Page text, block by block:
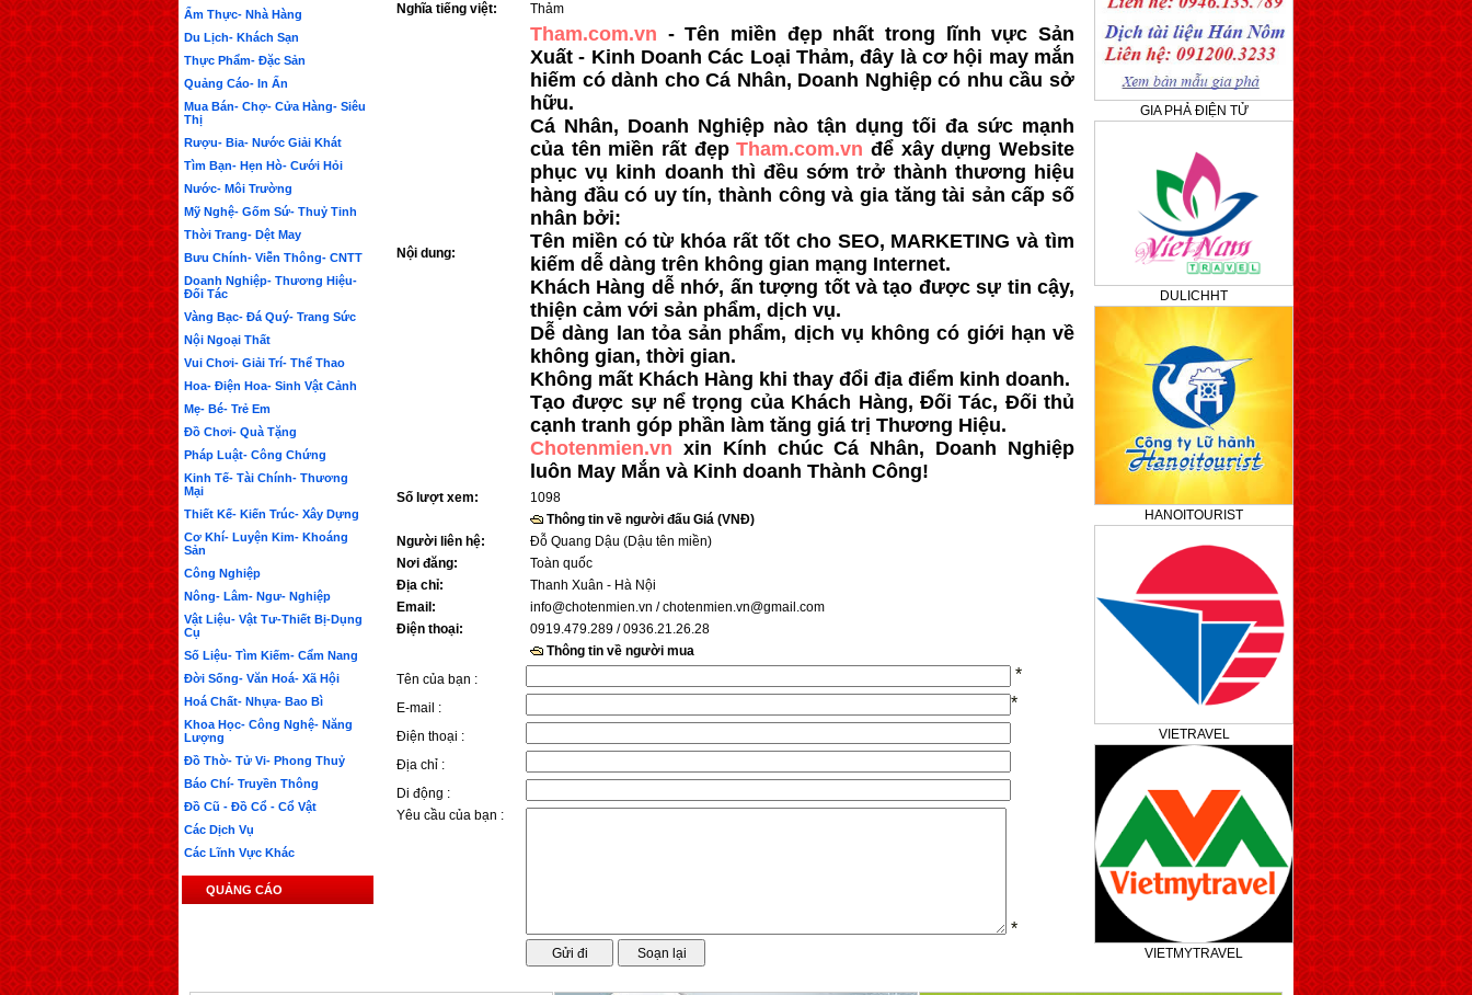
Ẩm Thực- Nhà Hàng
Du Lịch- Khách Sạn
Thực Phẩm- Đặc Sản
Quảng Cáo- In Ấn
Mua Bán- Chợ- Cửa Hàng- Siêu
Thị
Rượu- Bia- Nước Giải Khát
Tìm Bạn- Hẹn Hò- Cưới Hỏi
Nước- Môi Trường
Mỹ Nghệ- Gốm Sứ- Thuỷ Tinh
Thời Trang- Dệt May
Bưu Chính- Viễn Thông- CNTT
Doanh Nghiệp- Thương Hiệu-
Đối Tác
Vàng Bạc- Đá Quý- Trang Sức
Nội Ngoại Thất
Vui Chơi- Giải Trí- Thể Thao
Hoa- Điện Hoa- Sinh Vật Cảnh
Mẹ- Bé- Trẻ Em
Đồ Chơi- Quà Tặng
Pháp Luật- Công Chứng
Kinh Tế- Tài Chính- Thương
Mại
Thiết Kế- Kiến Trúc- Xây Dựng
Cơ Khí- Luyện Kim- Khoáng
Sản
Công Nghiệp
Nông- Lâm- Ngư- Nghiệp
Vật Liệu- Vật Tư-Thiết Bị-Dụng
Cụ
Số Liệu- Tìm Kiếm- Cẩm Nang
Đời Sống- Văn Hoá- Xã Hội
Hoá Chất- Nhựa- Bao Bì
Khoa Học- Công Nghệ- Năng
Lượng
Đồ Thờ- Tử Vi- Phong Thuỷ
Báo Chí- Truyền Thông
Đồ Cũ - Đồ Cổ - Cổ Vật
Các Dịch Vụ
Các Lĩnh Vực Khác
QUẢNG CÁO
Nghĩa tiếng việt:
Thảm
Nội dung:
Tham.com.vn - Tên miền đẹp nhất trong lĩnh vực Sản
Xuất - Kinh Doanh Các Loại Thảm, đây là cơ hội may mắn
hiếm có dành cho Cá Nhân, Doanh Nghiệp có nhu cầu sở
hữu.
Cá Nhân, Doanh Nghiệp nào tận dụng tối đa sức mạnh
của tên miền rất đẹpTham.com.vnđể xây dựng Website
phục vụ kinh doanh thì đều sớm trở thành thương hiệu
hàng đầu có uy tín, thành công và gia tăng tài sản cấp số
nhân bởi:
Tên miền có từ khóa rất tốt cho SEO, MARKETING và tìm
kiếm dễ dàng trên không gian mạng Internet.
Khách Hàng dễ nhớ, ấn tượng tốt và tạo được sự tin cậy,
thiện cảm với sản phẩm, dịch vụ.
Dễ dàng lan tỏa sản phẩm, dịch vụ không có giới hạn về
không gian, thời gian.
Không mất Khách Hàng khi thay đổi địa điểm kinh doanh.
Tạo được sự nể trọng của Khách Hàng, Đối Tác, Đối thủ
cạnh tranh góp phần làm tăng giá trị Thương Hiệu.
Chotenmien.vn xin Kính chúc Cá Nhân, Doanh Nghiệp
luôn May Mắn và Kinh doanh Thành Công!
Số lượt xem:
1098
Thông tin về người đấu Giá (VNĐ)
Người liên hệ:
Đỗ Quang Dậu (Dậu tên miền)
Nơi đăng:
Toàn quốc
Địa chỉ:
Thanh Xuân - Hà Nội
Email:
info@chotenmien.vn / chotenmien.vn@gmail.com
Điện thoại:
0919.479.289 / 0936.21.26.28
Thông tin về người mua
Tên của bạn :
*
E-mail : *
Điện thoại :
Địa chỉ :
Di động :
Yêu cầu của bạn :
*
GIA PHẢ ĐIỆN TỬ
DULICHHT
HANOITOURIST
VIETRAVEL
VIETMYTRAVEL